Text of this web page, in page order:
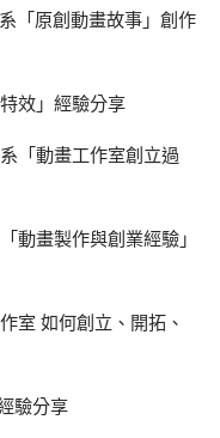
「原創動畫故事」創作
效」經驗分享
「動畫工作室創立過
動畫製作與創業經驗」
室 如何創立、開拓、
驗分享